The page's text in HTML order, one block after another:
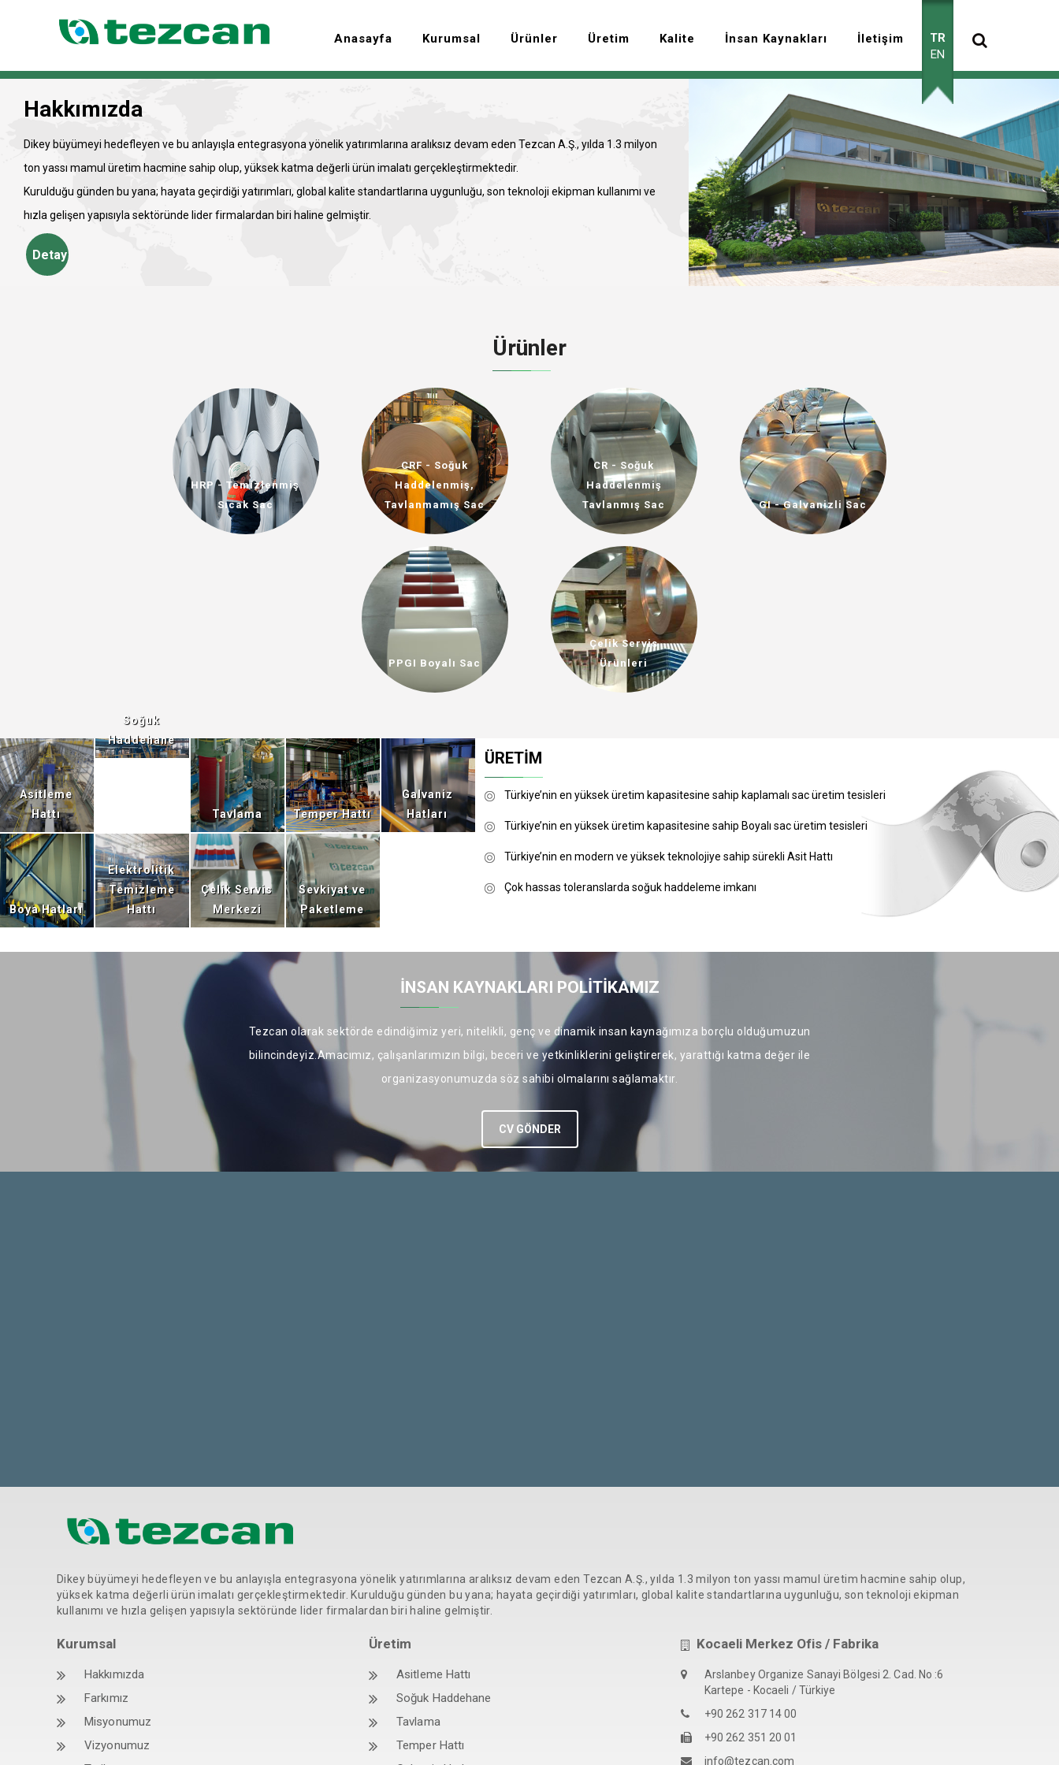
TR
EN
Anasayfa Kurumsal Ürünler Üretim Kalite İnsan Kaynakları İletişim
Hakkımızda
Dikey büyümeyi hedefleyen ve bu anlayışla entegrasyona yönelik yatırımlarına aralıksız devam eden Tezcan A.Ş., yılda 1.3 milyon
ton yassı mamul üretim hacmine sahip olup, yüksek katma değerli ürün imalatı gerçekleştirmektedir.
Kurulduğu günden bu yana; hayata geçirdiği yatırımları, global kalite standartlarına uygunluğu, son teknoloji ekipman kullanımı ve
hızla gelişen yapısıyla sektöründe lider firmalardan biri haline gelmiştir.
Detay
Ürünler
HRP - Temizlenmiş
Sıcak Sac
CRF - Soğuk
Haddelenmiş,
Tavlanmamış Sac
CR - Soğuk
Haddelenmiş
Tavlanmış Sac
GI - Galvanizli Sac
PPGI Boyalı Sac
Çelik Servis
Ürünleri
Asitleme
Hattı
Soğuk
Haddehane
Tavlama Temper Hattı
Galvaniz
Hatları
Boya Hatları
Elektrolitik
Temizleme
Hattı
Çelik Servis
Merkezi
Sevkiyat ve
Paketleme
ÜRETİM
Türkiye’nin en yüksek üretim kapasitesine sahip kaplamalı sac üretim tesisleri
Türkiye’nin en yüksek üretim kapasitesine sahip Boyalı sac üretim tesisleri
Türkiye’nin en modern ve yüksek teknolojiye sahip sürekli Asit Hattı
Çok hassas toleranslarda soğuk haddeleme imkanı
İNSAN KAYNAKLARI POLİTİKAMIZ
Tezcan olarak sektörde edindiğimiz yeri, nitelikli, genç ve dinamik insan kaynağımıza borçlu olduğumuzun
bilincindeyiz.Amacımız, çalışanlarımızın bilgi, beceri ve yetkinliklerini geliştirerek, yarattığı katma değer ile
organizasyonumuzda söz sahibi olmalarını sağlamaktır.
CV GÖNDER
Dikey büyümeyi hedefleyen ve bu anlayışla entegrasyona yönelik yatırımlarına aralıksız devam eden Tezcan A.Ş., yılda 1.3 milyon ton yassı mamul üretim hacmine sahip olup,
yüksek katma değerli ürün imalatı gerçekleştirmektedir. Kurulduğu günden bu yana; hayata geçirdiği yatırımları, global kalite standartlarına uygunluğu, son teknoloji ekipman
kullanımı ve hızla gelişen yapısıyla sektöründe lider firmalardan biri haline gelmiştir.
Kurumsal
Hakkımızda
Farkımız
Misyonumuz
Vizyonumuz
Üretim
Asitleme Hattı
Soğuk Haddehane
Tavlama
Temper Hattı
Kocaeli Merkez Ofis / Fabrika
Arslanbey Organize Sanayi Bölgesi 2. Cad. No :6
Kartepe - Kocaeli / Türkiye
+90 262 317 14 00
+90 262 351 20 01
info@tezcan.com